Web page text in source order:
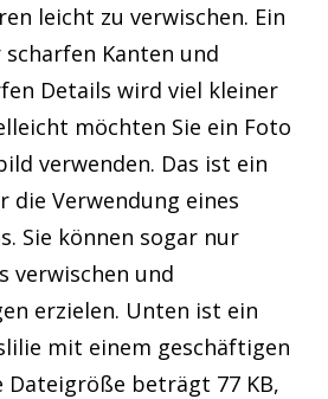
leicht zu verwischen. Ein
Kanten und
Details wird viel kleiner
möchten Sie ein Foto
verwenden. Das ist ein
die Verwendung eines
Sie können sogar nur
verwischen und
erzielen. Unten ist ein
mit einem geschäftigen
Dateigröße beträgt 77 KB,